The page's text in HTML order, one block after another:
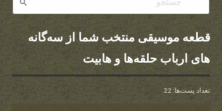
قطعه موسیقی منتخب شما از سه‌گانه
های ارباب حلقه‌ها و هابیت
تعداد پست‌ها: 22